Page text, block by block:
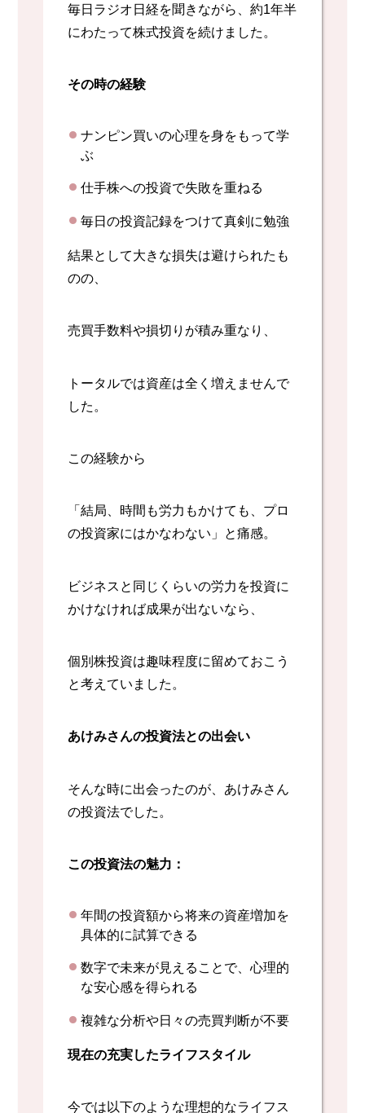
毎日ラジオ日経を聞きながら、約1年半
にわたって株式投資を続けました。
その時の経験
ナンピン買いの心理を身をもって学
ぶ
仕手株への投資で失敗を重ねる
毎日の投資記録をつけて真剣に勉強
結果として大きな損失は避けられたも
のの、
売買手数料や損切りが積み重なり、
トータルでは資産は全く増えませんで
した。
この経験から
「結局、時間も労力もかけても、プロ
の投資家にはかなわない」と痛感。
ビジネスと同じくらいの労力を投資に
かけなければ成果が出ないなら、
個別株投資は趣味程度に留めておこう
と考えていました。
あけみさんの投資法との出会い
そんな時に出会ったのが、あけみさん
の投資法でした。
この投資法の魅力：
年間の投資額から将来の資産増加を
具体的に試算できる
数字で未来が見えることで、心理的
な安心感を得られる
複雑な分析や日々の売買判断が不要
現在の充実したライフスタイル
今では以下のような理想的なライフス